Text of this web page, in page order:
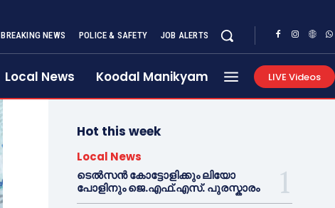
BREAKING NEWS POLICE & SAFETY JOB ALERTS
Local News Koodal Manikyam LIVE Videos
Hot this week
Local News
ടെൽസൻ കോട്ടോളിക്കും ലിയോ
പോളിനും ജെ.എഫ്.എസ്. പുരസ്കാരം